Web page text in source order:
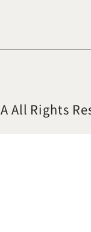
All Rights